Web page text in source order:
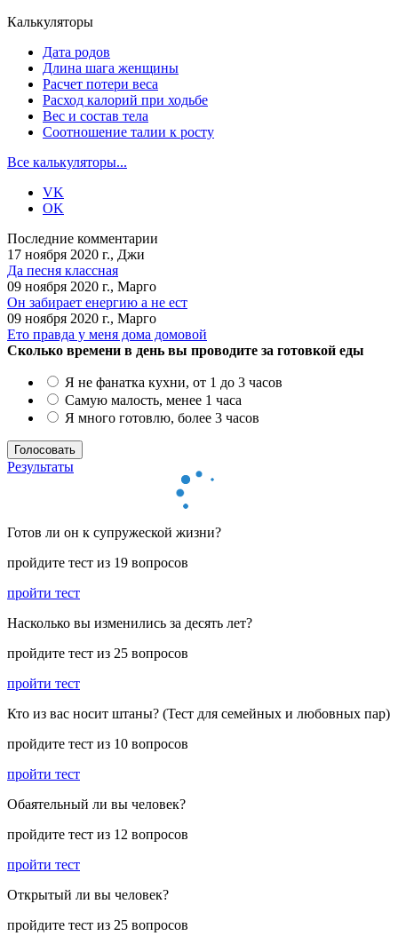
Калькуляторы
Дата родов
Длина шага женщины
Расчет потери веса
Расход калорий при ходьбе
Вес и состав тела
Соотношение талии к росту
Все калькуляторы...
VK
OK
Последние комментарии
17 ноября 2020 г., Джи
Да песня классная
09 ноября 2020 г., Марго
Он забирает енергию а не ест
09 ноября 2020 г., Марго
Ето правда у меня дома домовой
Сколько времени в день вы проводите за готовкой еды
Я не фанатка кухни, от 1 до 3 часов
Самую малость, менее 1 часа
Я много готовлю, более 3 часов
Результаты
Готов ли он к супружеской жизни?
пройдите тест из 19 вопросов
пройти тест
Насколько вы изменились за десять лет?
пройдите тест из 25 вопросов
пройти тест
Кто из вас носит штаны? (Тест для семейных и любовных пар)
пройдите тест из 10 вопросов
пройти тест
Обаятельный ли вы человек?
пройдите тест из 12 вопросов
пройти тест
Открытый ли вы человек?
пройдите тест из 25 вопросов